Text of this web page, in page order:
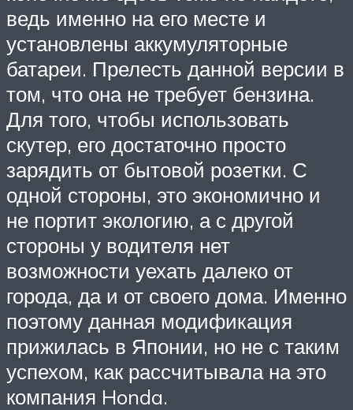
ведь именно на его месте и
установлены аккумуляторные
батареи. Прелесть данной версии в
том, что она не требует бензина.
Для того, чтобы использовать
скутер, его достаточно просто
зарядить от бытовой розетки. С
одной стороны, это экономично и
не портит экологию, а с другой
стороны у водителя нет
возможности уехать далеко от
города, да и от своего дома. Именно
поэтому данная модификация
прижилась в Японии, но не с таким
успехом, как рассчитывала на это
компания Honda.